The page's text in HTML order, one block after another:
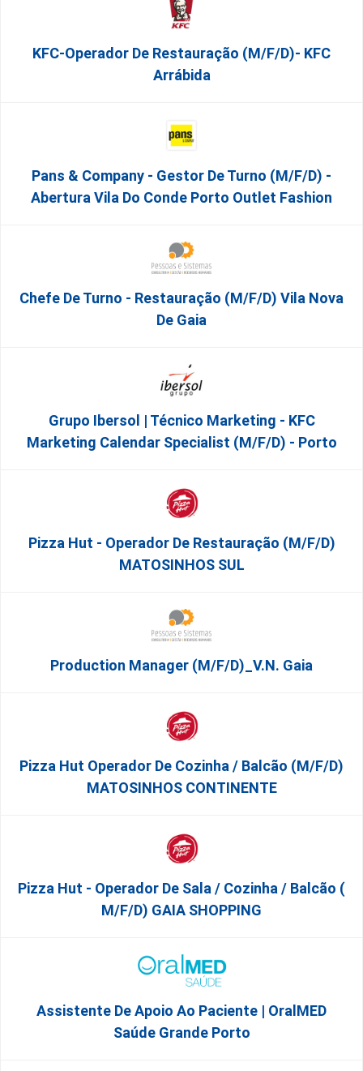
KFC-Operador De Restauração (m/f/d)- KFC
Arrábida
Pans & Company - Gestor De Turno (m/f/d) -
Abertura Vila Do Conde Porto Outlet Fashion
Chefe De Turno - Restauração (m/f/d) Vila Nova
De Gaia
Grupo Ibersol | Técnico Marketing - KFC
Marketing Calendar Specialist (m/f/d) - Porto
Pizza Hut - Operador De Restauração (m/f/d)
MATOSINHOS SUL
Production Manager (m/f/d)_V.N. Gaia
Pizza Hut Operador De Cozinha / Balcão (m/f/d)
MATOSINHOS CONTINENTE
Pizza Hut - Operador De Sala / Cozinha / Balcão (
M/f/d) GAIA SHOPPING
Assistente De Apoio Ao Paciente | OralMED
Saúde Grande Porto